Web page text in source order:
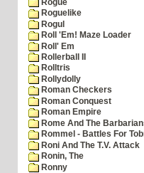
Rogue
Roguelike
Rogul
Roll 'Em! Maze Loader
Roll' Em
Rollerball II
Rolltris
Rollydolly
Roman Checkers
Roman Conquest
Roman Empire
Rome And The
Rommel - Battles For
Roni And The T.V. Attack
Ronin, The
Ronny